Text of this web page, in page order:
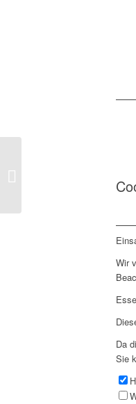
Erster
Wir
Da
Sie